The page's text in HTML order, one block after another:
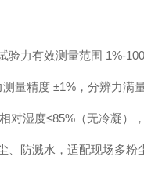
验力有效测量范围 1%-
量精度 ±1%，分辨力满
湿度≤85%（无冷凝）
、防溅水，适配现场多粉